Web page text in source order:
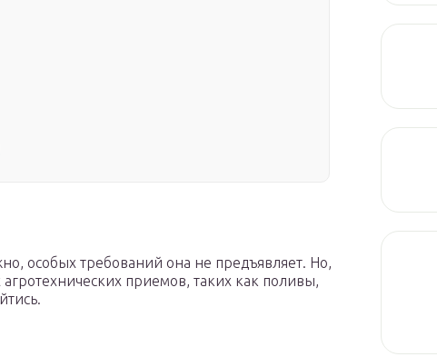
особых требований она не предъявляет. Но,
приемов, таких как поливы,